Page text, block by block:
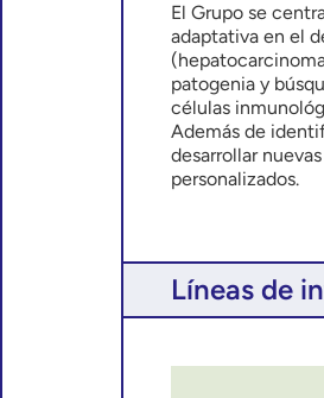
El Grupo se
adaptativa en el
patogenia y
células
Además de
desarrollar
personalizados.
Líneas de